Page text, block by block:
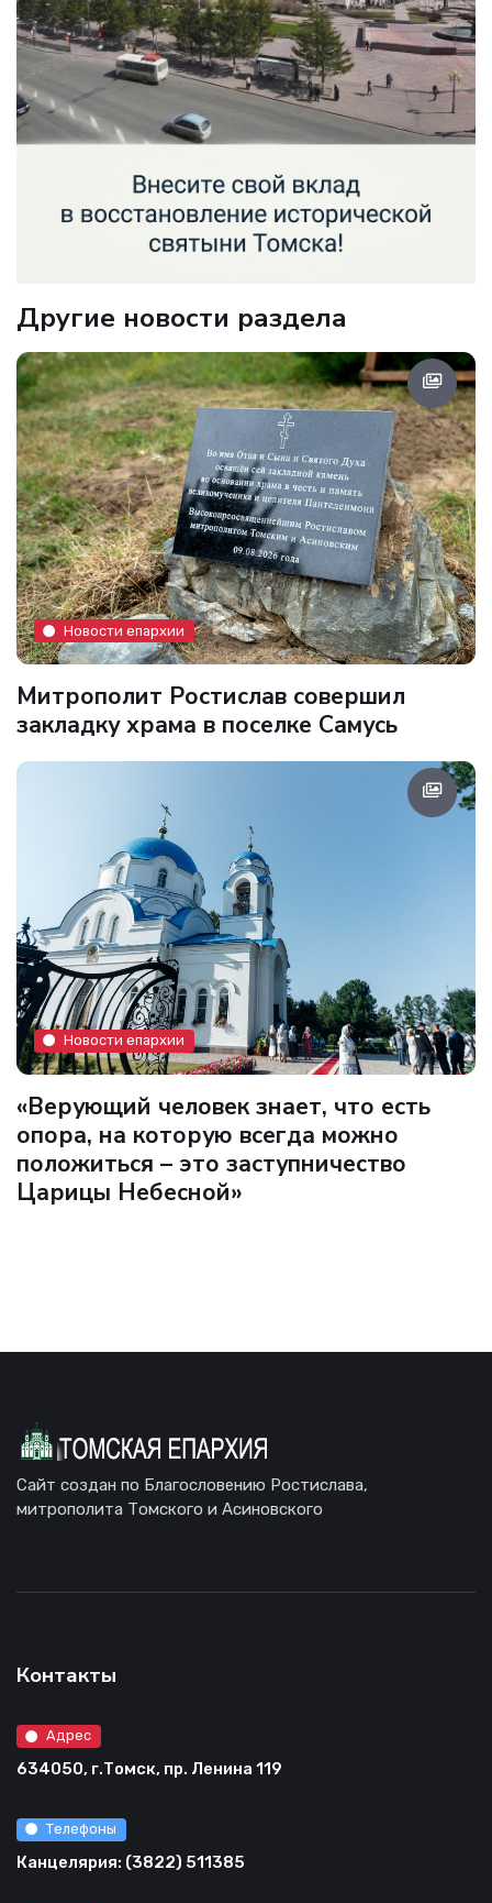
Другие новости раздела
Новости епархии
Митрополит Ростислав совершил
закладку храма в поселке Самусь
Новости епархии
«Верующий человек знает, что есть
опора, на которую всегда можно
положиться – это заступничество
Царицы Небесной»
Сайт создан по Благословению Ростислава,
митрополита Томского и Асиновского
Контакты
Адрес
634050, г.Томск, пр. Ленина 119
Телефоны
Канцелярия: (3822) 511385